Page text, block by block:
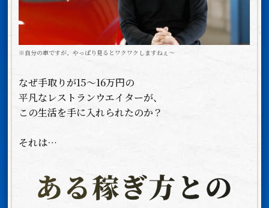
※自分の車ですが、やっぱり見るとワクワクしますねぇ〜
なぜ手取りが15〜16万円の
平凡なレストランウエイターが、
この生活を手に入れられたのか？
それは…